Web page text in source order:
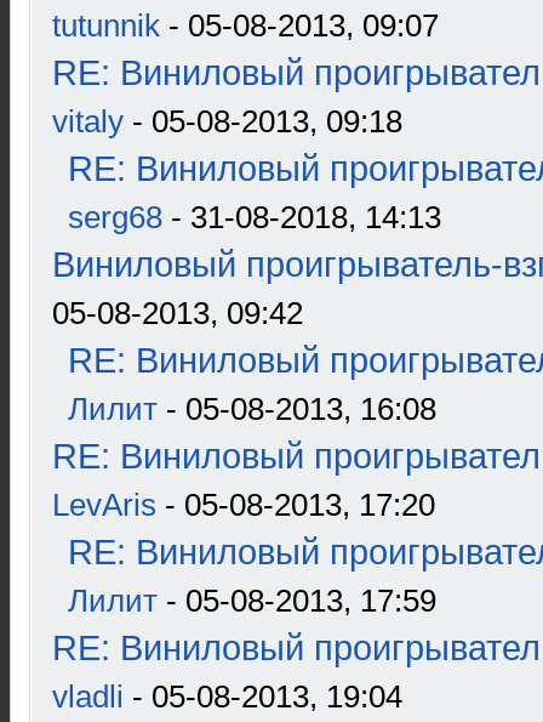
tutunnik - 05-08-2013, 09:07
RE: Виниловый
vitaly - 05-08-2013, 09:18
RE: Виниловый
serg68 - 31-08-2018, 14:13
Виниловый проигрыватель-
05-08-2013, 09:42
RE: Виниловый
Лилит - 05-08-2013, 16:08
RE: Виниловый
LevAris - 05-08-2013, 17:20
RE: Виниловый
Лилит - 05-08-2013, 17:59
RE: Виниловый
vladli - 05-08-2013, 19:04